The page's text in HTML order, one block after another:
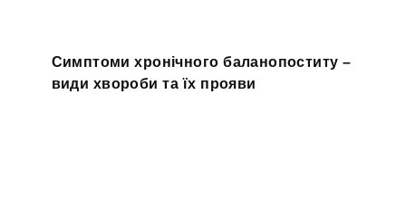
Симптоми хронічного баланопоститу –
види хвороби та їх прояви